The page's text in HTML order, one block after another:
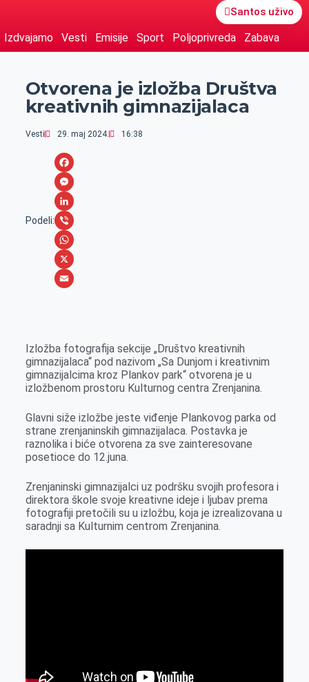
Santos uživo
Izdvajamo Vesti Emisije Sport Poljoprivreda Zabava
Otvorena je izložba Društva
kreativnih gimnazijalaca
Vesti 29. maj 2024. 16:38
Podeli:
F
a
c
e
b
o
M
e
s
s
e
r
L
i
n
k
n
V
i
b
W
h
A
p
p
X
i
l
Izložba fotografija sekcije „Društvo kreativnih
gimnazijalaca“ pod nazivom „Sa Dunjom i kreativnim
gimnazijalcima kroz Plankov park“ otvorena je u
izložbenom prostoru Kulturnog centra Zrenjanina.
Glavni siže izložbe jeste viđenje Plankovog parka od
strane zrenjaninskih gimnazijalaca. Postavka je
raznolika i biće otvorena za sve zainteresovane
posetioce do 12.juna.
Zrenjaninski gimnazijalci uz podršku svojih profesora i
direktora škole svoje kreativne ideje i ljubav prema
fotografiji pretočili su u izložbu, koja je izrealizovana u
saradnji sa Kulturnim centrom Zrenjanina.